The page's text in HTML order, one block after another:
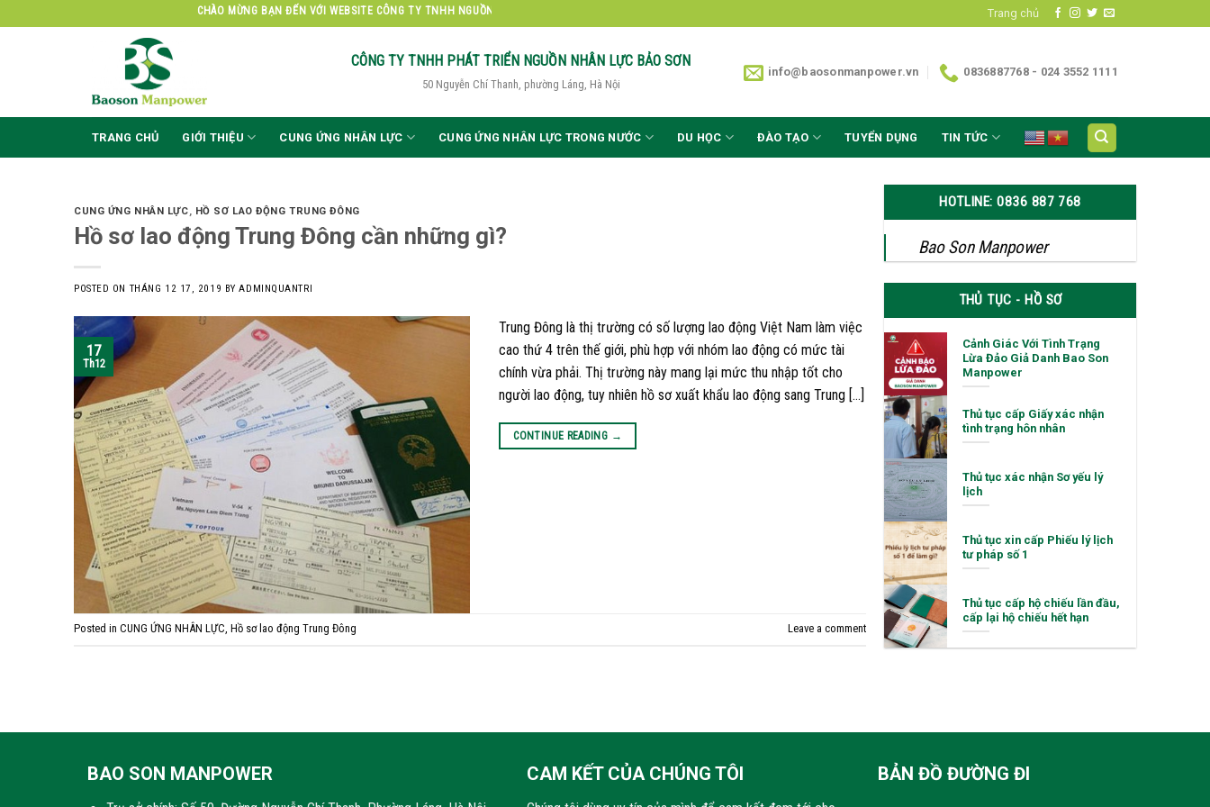
to
CHÀO MỪNG BẠN ĐẾN VỚI WEBSITE CÔNG TY TNHH NGUỒN NHÂN LỰC BẢO SƠN Trang chủ
CÔNG TY TNHH PHÁT TRIỂN NGUỒN NHÂN LỰC BẢO SƠN
50 Nguyễn Chí Thanh, phường Láng, Hà Nội
info@baosonmanpower.vn 0836887768 - 024 3552 1111
TRANG CHỦ GIỚI THIỆU CUNG ỨNG NHÂN LỰC CUNG ỨNG NHÂN LỰC TRONG NƯỚC DU HỌC ĐÀO TẠO TUYỂN DỤNG TIN TỨC
CUNG ỨNG NHÂN LỰC, HỒ SƠ LAO ĐỘNG TRUNG ĐÔNG
Hồ sơ lao động Trung Đông cần những gì?
POSTED ON THÁNG 12 17, 2019 BYADMINQUANTRI
17
Th12
Trung Đông là thị trường có số lượng lao động Việt Nam làm việc
cao thứ 4 trên thế giới, phù hợp với nhóm lao động có mức tài
chính vừa phải. Thị trường này mang lại mức thu nhập tốt cho
người lao động, tuy nhiên hồ sơ xuất khẩu lao động sang Trung […]
CONTINUE READING →
Posted in CUNG ỨNG NHÂN LỰC Hồ sơ lao động Trung Đông Leave a comment
HOTLINE: 0836 887 768
Bao Son Manpower
THỦ TỤC - HỒ SƠ
Cảnh Giác Với Tình Trạng
Lừa Đảo Giả Danh Bao Son
Manpower
Thủ tục cấp Giấy xác nhận
tình trạng hôn nhân
Thủ tục xác nhận Sơ yếu lý
lịch
Thủ tục xin cấp Phiếu lý lịch
tư pháp số 1
Thủ tục cấp hộ chiếu lần đầu,
cấp lại hộ chiếu hết hạn
BAO SON MANPOWER CAM KẾT CỦA CHÚNG TÔI BẢN ĐỒ ĐƯỜNG ĐI